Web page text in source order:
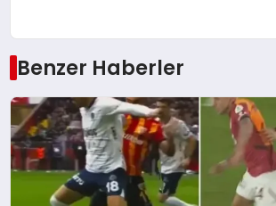
Benzer Haberler